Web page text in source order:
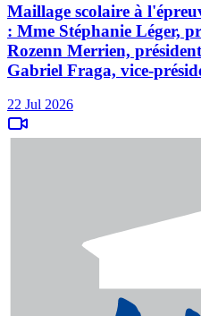
Maillage scolaire à
: Mme Stéphanie Léger,
Rozenn Merrien,
Gabriel Fraga, vice-
22 Jul 2026